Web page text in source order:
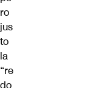
ro
jus
to
la
“re
do